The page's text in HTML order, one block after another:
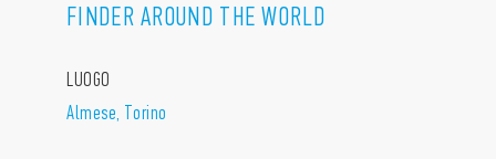
FINDER AROUND THE WORLD
LUOGO
Almese, Torino